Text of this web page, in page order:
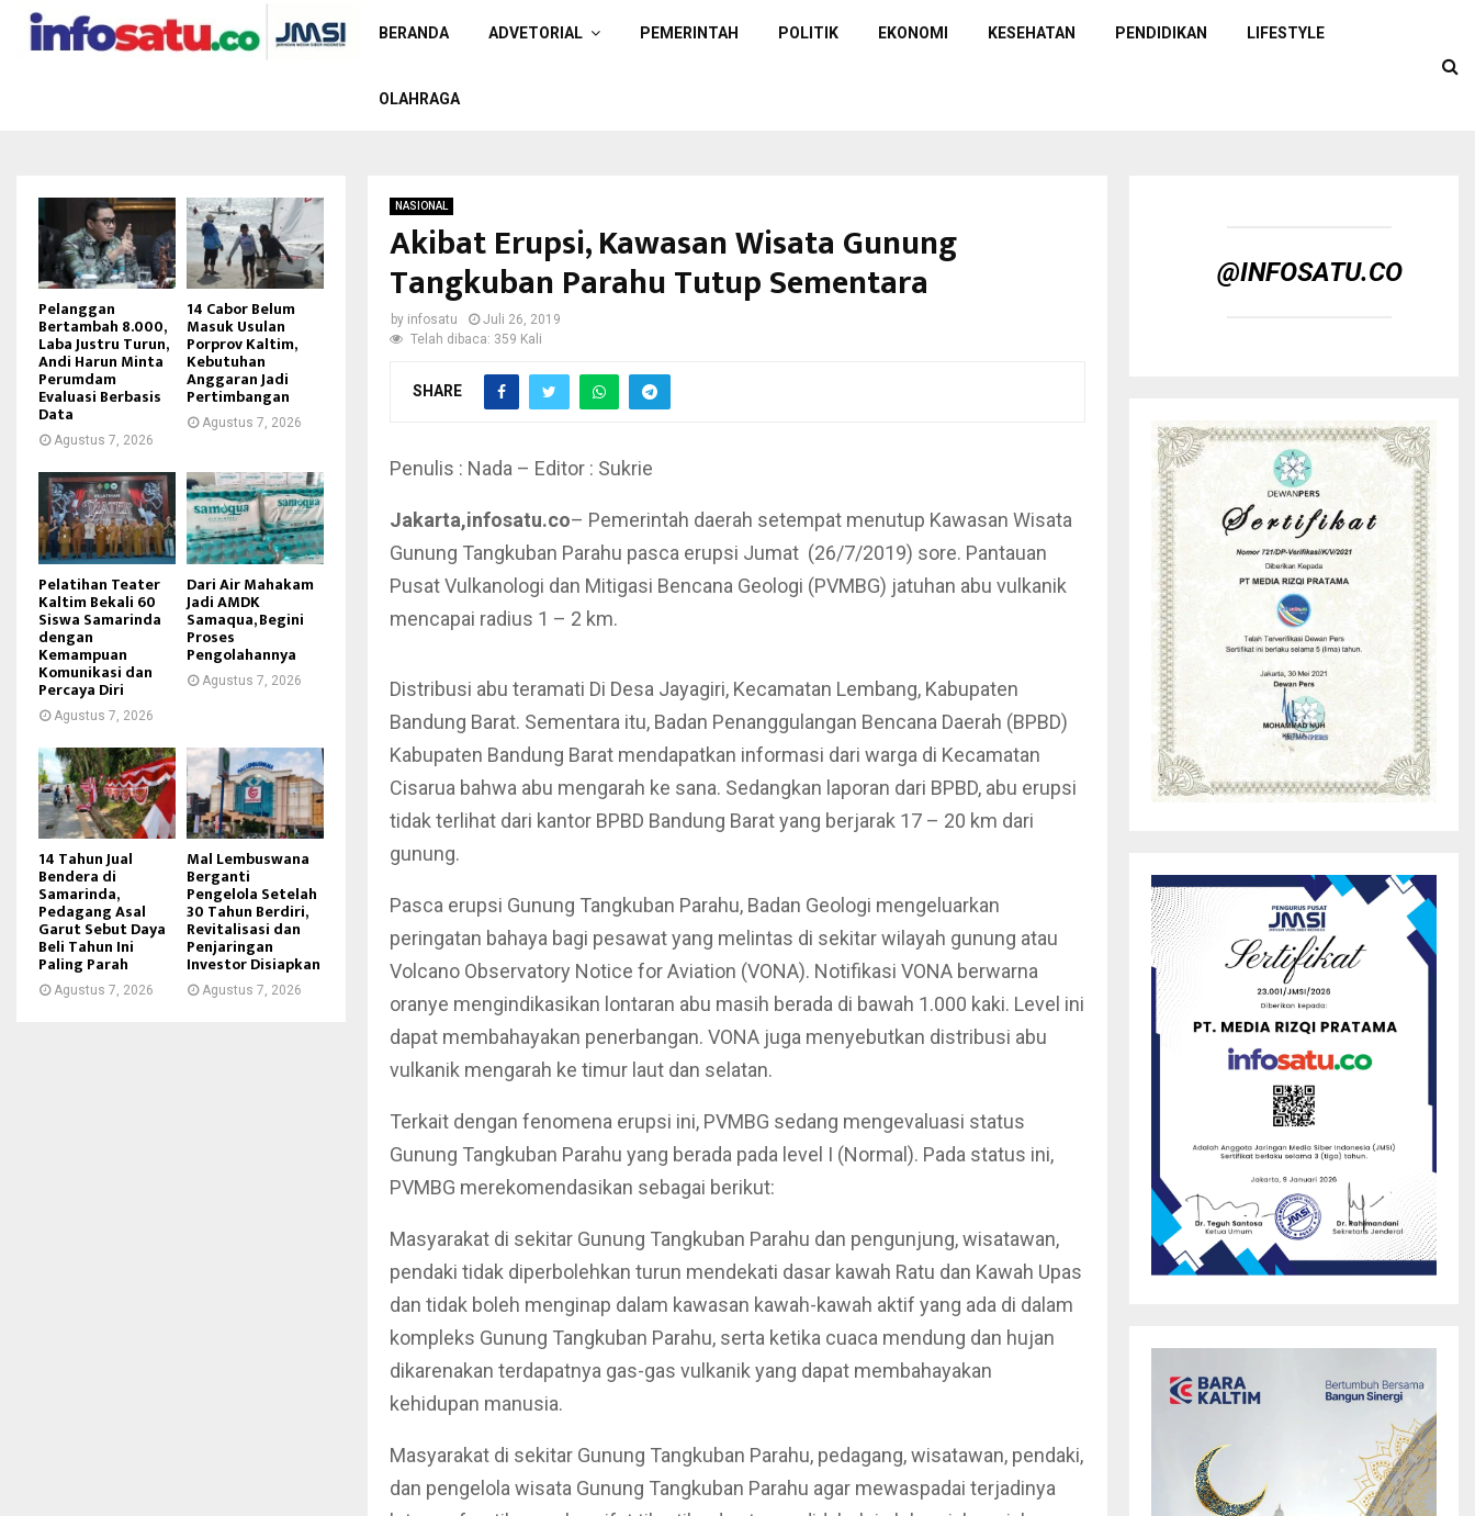
BERANDA ADVETORIAL PEMERINTAH POLITIK EKONOMI KESEHATAN PENDIDIKAN LIFESTYLE
OLAHRAGA
NASIONAL
Akibat Erupsi, Kawasan Wisata Gunung
Tangkuban Parahu Tutup Sementara
by infosatu
Juli 26, 2019
Telah dibaca: 359 Kali
SHARE
Penulis : Nada – Editor : Sukrie
Jakarta,infosatu.co– Pemerintah daerah setempat menutup Kawasan Wisata
Gunung Tangkuban Parahu pasca erupsi Jumat (26/7/2019) sore. Pantauan
Pusat Vulkanologi dan Mitigasi Bencana Geologi (PVMBG) jatuhan abu vulkanik
mencapai radius 1 – 2 km.
Distribusi abu teramati Di Desa Jayagiri, Kecamatan Lembang, Kabupaten
Bandung Barat. Sementara itu, Badan Penanggulangan Bencana Daerah (BPBD)
Kabupaten Bandung Barat mendapatkan informasi dari warga di Kecamatan
Cisarua bahwa abu mengarah ke sana. Sedangkan laporan dari BPBD, abu erupsi
tidak terlihat dari kantor BPBD Bandung Barat yang berjarak 17 – 20 km dari
gunung.
Pasca erupsi Gunung Tangkuban Parahu, Badan Geologi mengeluarkan
peringatan bahaya bagi pesawat yang melintas di sekitar wilayah gunung atau
Volcano Observatory Notice for Aviation (VONA). Notifikasi VONA berwarna
oranye mengindikasikan lontaran abu masih berada di bawah 1.000 kaki. Level ini
dapat membahayakan penerbangan. VONA juga menyebutkan distribusi abu
vulkanik mengarah ke timur laut dan selatan.
Terkait dengan fenomena erupsi ini, PVMBG sedang mengevaluasi status
Gunung Tangkuban Parahu yang berada pada level I (Normal). Pada status ini,
PVMBG merekomendasikan sebagai berikut:
Masyarakat di sekitar Gunung Tangkuban Parahu dan pengunjung, wisatawan,
pendaki tidak diperbolehkan turun mendekati dasar kawah Ratu dan Kawah Upas
dan tidak boleh menginap dalam kawasan kawah-kawah aktif yang ada di dalam
kompleks Gunung Tangkuban Parahu, serta ketika cuaca mendung dan hujan
dikarenakan terdapatnya gas-gas vulkanik yang dapat membahayakan
kehidupan manusia.
Masyarakat di sekitar Gunung Tangkuban Parahu, pedagang, wisatawan, pendaki,
dan pengelola wisata Gunung Tangkuban Parahu agar mewaspadai terjadinya
Pelanggan
Bertambah 8.000,
Laba Justru Turun,
Andi Harun Minta
Perumdam
Evaluasi Berbasis
Data
Agustus 7, 2026
14 Cabor Belum
Masuk Usulan
Porprov Kaltim,
Kebutuhan
Anggaran Jadi
Pertimbangan
Agustus 7, 2026
Pelatihan Teater
Kaltim Bekali 60
Siswa Samarinda
dengan
Kemampuan
Komunikasi dan
Percaya Diri
Agustus 7, 2026
Dari Air Mahakam
Jadi AMDK
Samaqua, Begini
Proses
Pengolahannya
Agustus 7, 2026
14 Tahun Jual
Bendera di
Samarinda,
Pedagang Asal
Garut Sebut Daya
Beli Tahun Ini
Paling Parah
Agustus 7, 2026
Mal Lembuswana
Berganti
Pengelola Setelah
30 Tahun Berdiri,
Revitalisasi dan
Penjaringan
Investor Disiapkan
Agustus 7, 2026
@INFOSATU.CO